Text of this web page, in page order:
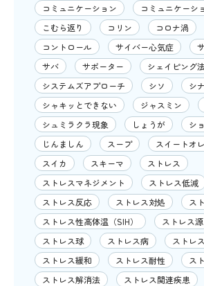
コミュニケーション
コミュニケーシ
こむら返り
コリン コロナ渦
コントロール
サイバー心気症
サバ
サポーター
シェイピング
システムズアプローチ
シソ
シ
シャキッとできない
ジャスミン
シュミラクラ現象
しょうが
シ
じんましん
スープ
スイートオ
スイカ
スキーマ
ストレス
ストレスマネジメント
ストレス低減
ストレス反応
ストレス対処
ス
ストレス性高体温（SIH）
ストレス源
ストレス球
ストレス病
ストレ
ストレス緩和
ストレス耐性
ス
ストレス解消法
ストレス関連疾患